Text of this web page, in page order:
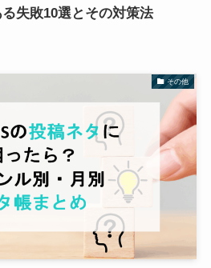
失敗10選とその対策法
その他